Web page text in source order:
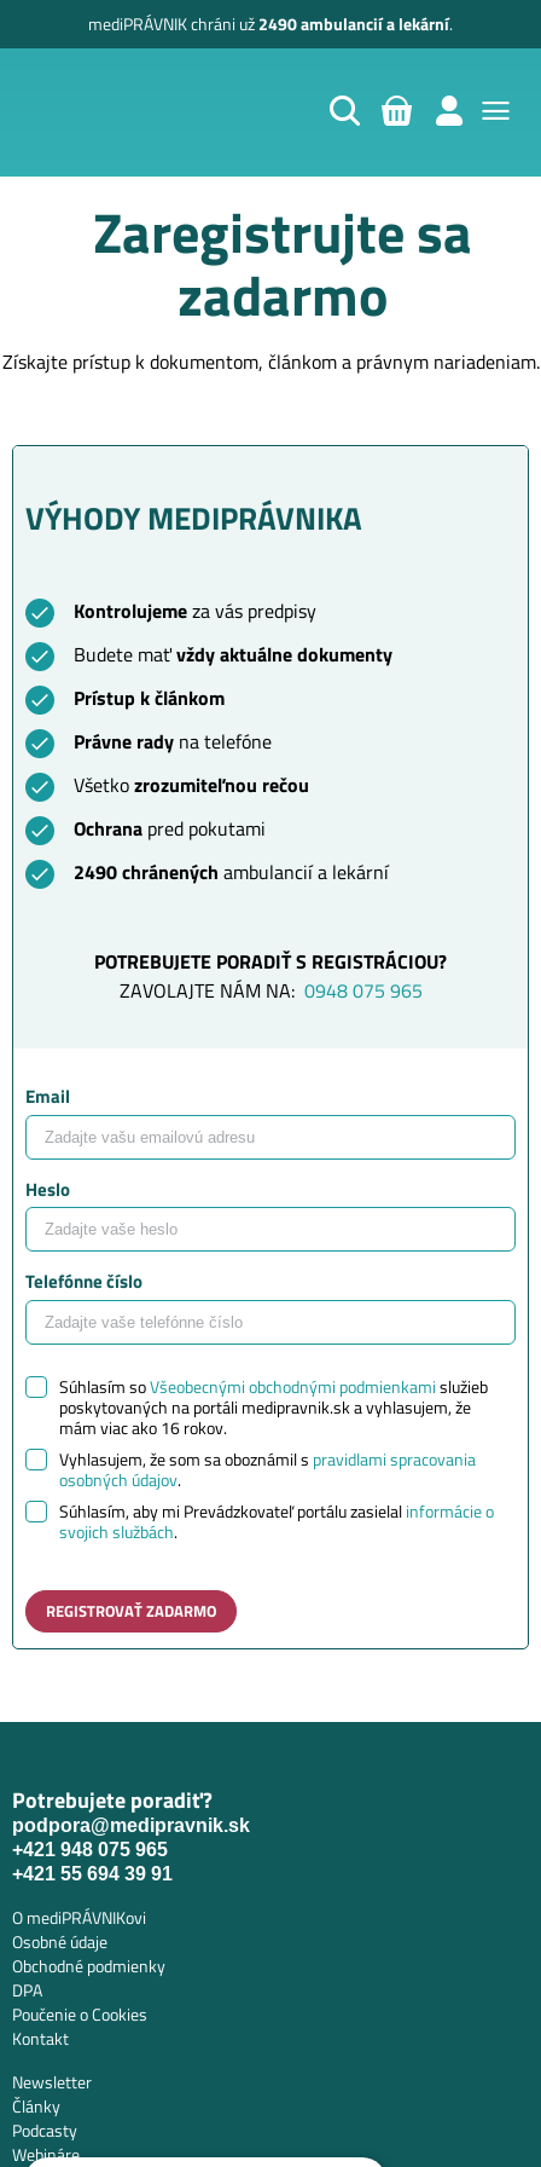
mediPRÁVNIKchráni už2490 ambulancií a lekární.
Zaregistrujte sa
zadarmo
Získajte prístup k dokumentom, článkom a právnym nariadeniam.
VÝHODY MEDIPRÁVNIKA
Kontrolujemeza vás predpisy
Budete maťvždy aktuálne dokumenty
Prístup k článkom
Právne rady na telefóne
Všetkozrozumiteľnou rečou
Ochrana pred pokutami
2490 chránených ambulancií a lekární
POTREBUJETE PORADIŤ S REGISTRÁCIOU?
ZAVOLAJTE NÁM NA: 0948 075 965
Email
Heslo
Telefónne číslo
Súhlasím soVšeobecnými obchodnými podmienkamislužieb
poskytovaných na portáli medipravnik.sk a vyhlasujem, že
mám viac ako 16 rokov.
Vyhlasujem, že som sa oboznámil s pravidlami spracovania
osobných údajov.
Súhlasím, aby mi Prevádzkovateľ portálu zasielalinformácie o
svojich službách.
REGISTROVAŤ ZADARMO
Potrebujete poradiť?
podpora@medipravnik.sk
+421 948 075 965
+421 55 694 39 91
O mediPRÁVNIKovi
Osobné údaje
Obchodné podmienky
DPA
Poučenie o Cookies
Kontakt
Newsletter
Články
Podcasty
Webináre